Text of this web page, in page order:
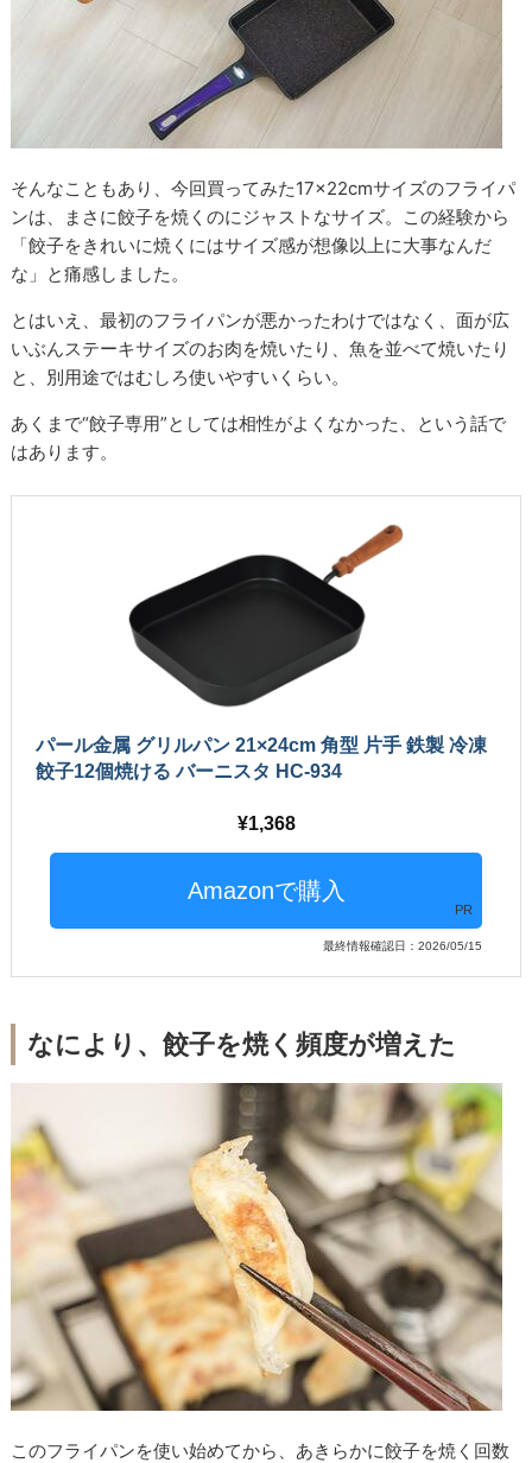
そんなこともあり、今回買ってみた17×22cmサイズのフライパ
ンは、まさに餃子を焼くのにジャストなサイズ。この経験から
「餃子をきれいに焼くにはサイズ感が想像以上に大事なんだ
な」と痛感しました。
とはいえ、最初のフライパンが悪かったわけではなく、面が広
いぶんステーキサイズのお肉を焼いたり、魚を並べて焼いたり
と、別用途ではむしろ使いやすいくらい。
あくまで“餃子専用”としては相性がよくなかった、という話で
はあります。
パール金属 グリルパン 21×24cm 角型 片手 鉄製 冷凍
餃子12個焼ける バーニスタ HC-934
1,368
PR
最終情報確認日：2026/05/15
なにより、餃子を焼く頻度が増えた
このフライパンを使い始めてから、あきらかに餃子を焼く回数